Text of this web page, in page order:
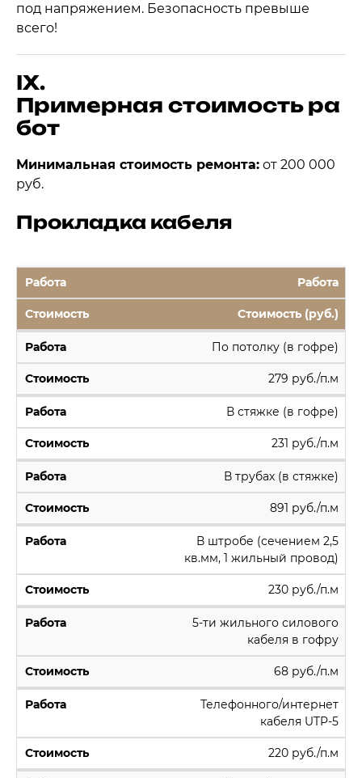
под напряжением. Безопасность превыше
всего!
IX.
Примерная стоимость ра
бот
Минимальная стоимость ремонта: от 200 000
руб.
Прокладка кабеля
Работа
Стоимость (руб.)
По потолку (в гофре)
279 руб./п.м
В стяжке (в гофре)
231 руб./п.м
В трубах (в стяжке)
891 руб./п.м
В штробе (сечением 2,5
кв.мм, 1 жильный провод)
230 руб./п.м
5-ти жильного силового
кабеля в гофру
68 руб./п.м
Телефонного/интернет
кабеля UTP-5
220 руб./п.м